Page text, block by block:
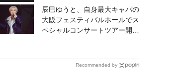
辰巳ゆうと、自身最大キャパの
大阪フェスティバルホールでス
ペシャルコンサートツアー開
Recommended by